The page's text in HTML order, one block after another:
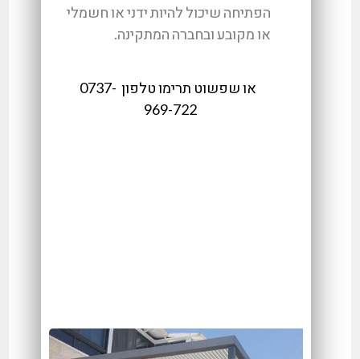
הפתיחה שיכול להיות ידני או חשמלי
או מקובע ובחברה המתקינה.
או שפשוט תרימו טלפון 0737-
969-722